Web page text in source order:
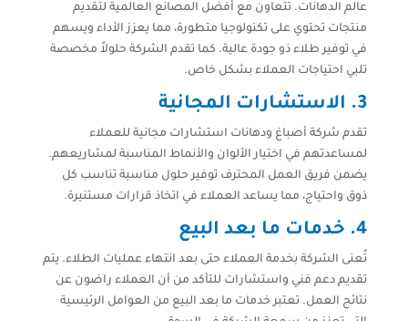
عالم الدهانات. تتعاون مع أفضل المصانع العالمية لتقديم
منتجات تحتوي على تكنولوجيا متطورة، مما يعزز الأداء ويسهم
في توفير طلاء ذو جودة عالية. كما تقدم الشركة حلولاً مخصصة
تلبي احتياجات العملاء بشكل خاص.
3. الاستشارات المجانية
تقدم شركة أصباغ ودهانات استشارات مجانية للعملاء
لمساعدتهم في اختيار الألوان والأنماط المناسبة لمشاريعهم.
يضمن فريق العمل المحترف توفير حلول مناسبة تناسب كل
ذوق واحتياج، مما يساعد العملاء في اتخاذ قرارات مستنيرة.
4. خدمات ما بعد البيع
تُعنى الشركة بخدمة العملاء حتى بعد انتهاء عمليات الطلاء. يتم
تقديم دعم فني واستشارات للتأكد من أن العملاء راضون عن
نتائج العمل. تعتبر خدمات ما بعد البيع من العوامل الرئيسية